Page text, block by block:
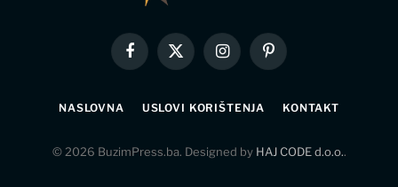
Facebook
X
(Twitter)
InstagramPinterest
NASLOVNA USLOVI KORIŠTENJA KONTAKT
© 2026 BuzimPress.ba. Designed by HAJ CODE d.o.o..